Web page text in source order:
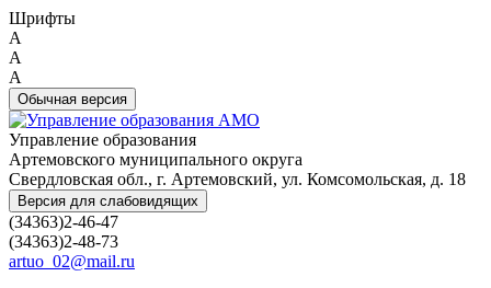
Шрифты
A
A
A
Обычная версия
Управление образования
Артемовского муниципального округа
Свердловская обл., г. Артемовский, ул. Комсомольская, д. 18
Версия для слабовидящих
(34363)2-46-47
(34363)2-48-73
artuo_02@mail.ru